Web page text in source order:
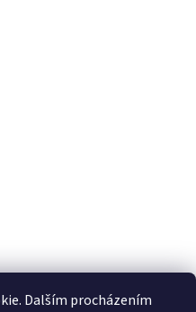
Dalším procházením